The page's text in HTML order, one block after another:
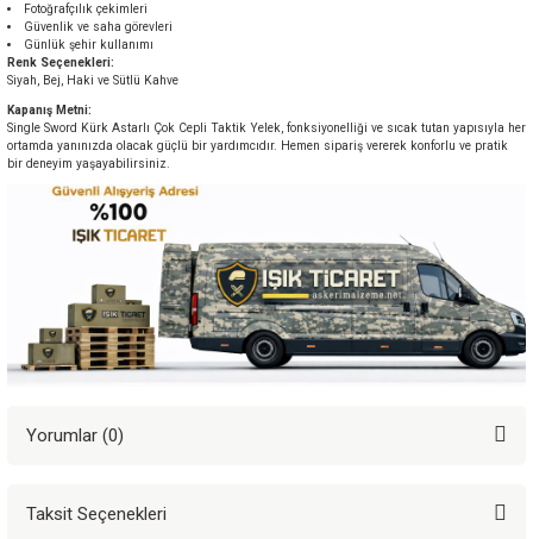
Fotoğrafçılık çekimleri
Güvenlik ve saha görevleri
Günlük şehir kullanımı
Renk Seçenekleri:
Siyah, Bej, Haki ve Sütlü Kahve
Kapanış Metni:
Single Sword Kürk Astarlı Çok Cepli Taktik Yelek, fonksiyonelliği ve sıcak tutan yapısıyla her
ortamda yanınızda olacak güçlü bir yardımcıdır. Hemen sipariş vererek konforlu ve pratik
bir deneyim yaşayabilirsiniz.
Yorumlar (0)
Taksit Seçenekleri